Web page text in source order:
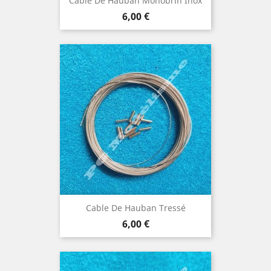
Prix
6,00 €
Cable De Hauban Tressé
Prix
6,00 €